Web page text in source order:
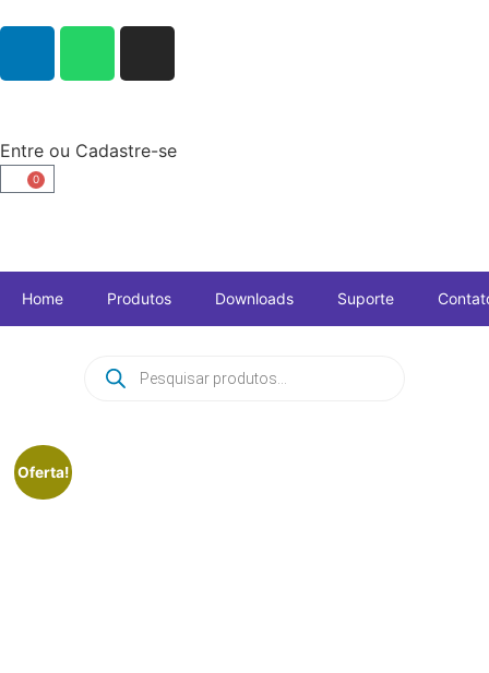
Entre ou Cadastre-se
0
Home Produtos Downloads Suporte
Oferta!